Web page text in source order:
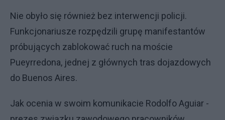
Nie obyło się również bez interwencji policji.
Funkcjonariusze rozpędzili grupę manifestantów
próbujących zablokować ruch na moście
Pueyrredona, jednej z głównych tras dojazdowych
do Buenos Aires.
Jak ocenia w swoim komunikacie Rodolfo Aguiar -